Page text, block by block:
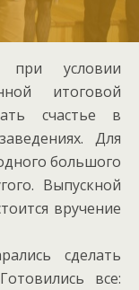
при условии
итоговой
счастье в
Для
большого
Выпускной
вручение
сделать
все: